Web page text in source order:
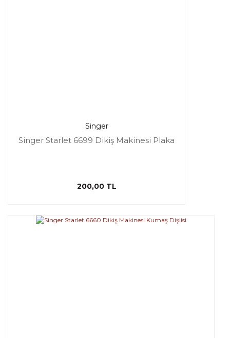
Singer
Singer Starlet 6699 Dikiş Makinesi Plaka
200,00 TL